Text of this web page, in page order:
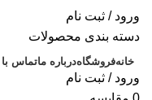
ورود / ثبت نام
دسته بندی محصولات
خانهفروشگاهدرباره ماتماس با
ورود / ثبت نام